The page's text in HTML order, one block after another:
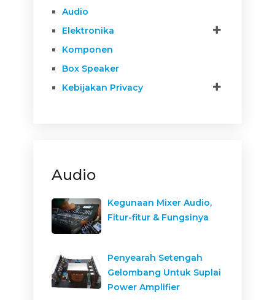
Audio
Elektronika
Komponen
Box Speaker
Kebijakan Privacy
Audio
Kegunaan Mixer Audio,
Fitur-fitur & Fungsinya
Penyearah Setengah
Gelombang Untuk Suplai
Power Amplifier